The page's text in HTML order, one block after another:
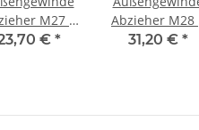
M27 x
1,5 mm
€ *
Abzieher M28
1,5 mm Tief
31,20 € *